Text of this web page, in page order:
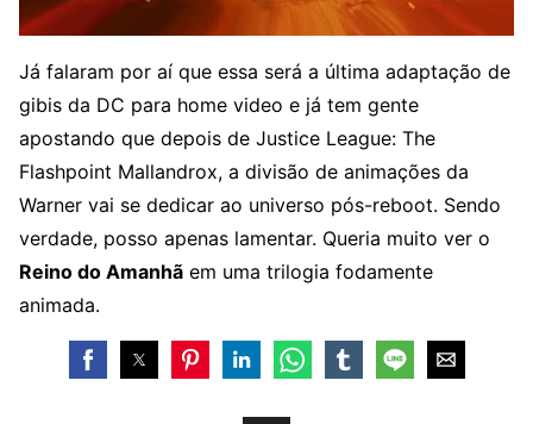
Já falaram por aí que essa será a última adaptação de
gibis da DC para home video e já tem gente
apostando que depois de Justice League: The
Flashpoint Mallandrox, a divisão de animações da
Warner vai se dedicar ao universo pós-reboot. Sendo
verdade, posso apenas lamentar. Queria muito ver o
Reino do Amanhã em uma trilogia fodamente
animada.